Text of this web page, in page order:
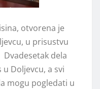
otvorena je
u prisustvu
dela
Doljevcu, a svi
mogu pogledati u